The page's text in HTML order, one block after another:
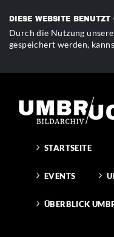
DIESE WEBSITE BENUTZT
Durch die Nutzung
gespeichert werden,
STARTSEITE
EVENTS
ÜBERBLICK